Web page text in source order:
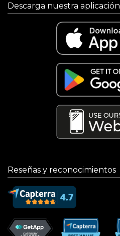
Descarga nuestra aplicación
Reseñas y reconocimientos